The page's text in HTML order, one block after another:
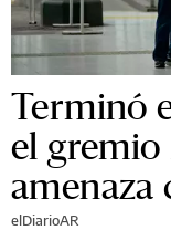
Terminó
el
amenaza
elDiarioAR